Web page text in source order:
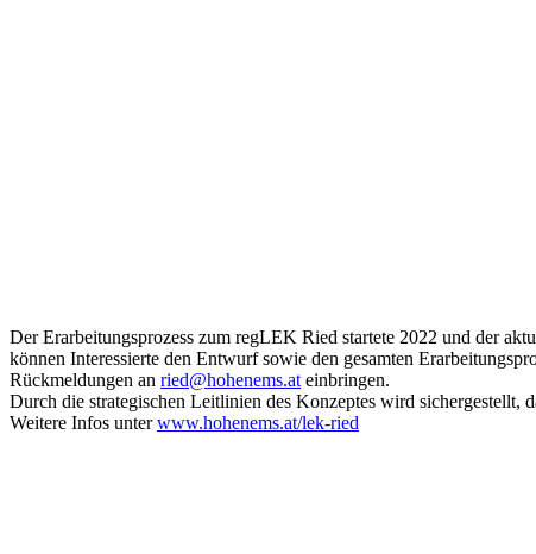
Der Erarbeitungsprozess zum regLEK Ried startete 2022 und der
können Interessierte den Entwurf sowie den gesamten
Rückmeldungen an ried@hohenems.at einbringen.
Durch die strategischen Leitlinien des Konzeptes wird sichergestellt,
Weitere Infos unterwww.hohenems.at/lek-ried